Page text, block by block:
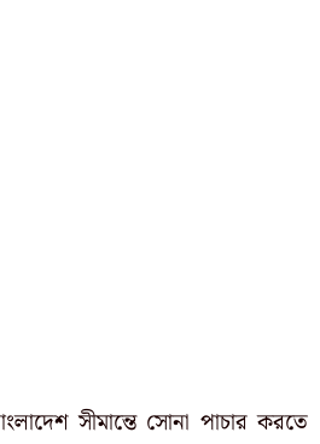
সীমান্তে সোনা পাচার করতে